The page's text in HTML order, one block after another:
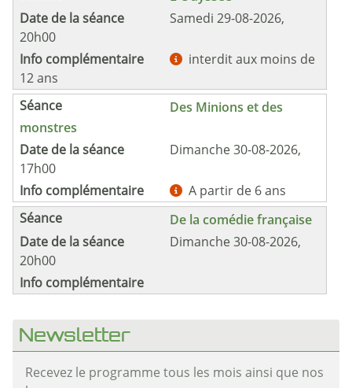
Samedi 29-08-2026,
20h00
interdit aux moins de
12 ans
Des Minions et des
monstres
Dimanche 30-08-2026,
17h00
A partir de 6 ans
De la comédie française
Dimanche 30-08-2026,
20h00
Newsletter
Recevez le programme tous les mois ainsi que nos